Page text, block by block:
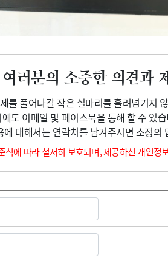
러분의 소중한 의견과
를 풀어나갈 작은 실마리를 흘려넘기지
도 이메일 및 페이스북을 통해 할 수 있
대해서는 연락처를 남겨주시면 소정의
칙에 따라 철저히 보호되며, 제공하신 개인정